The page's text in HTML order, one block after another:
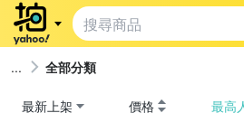
全部分類
最新上架 價格 最高